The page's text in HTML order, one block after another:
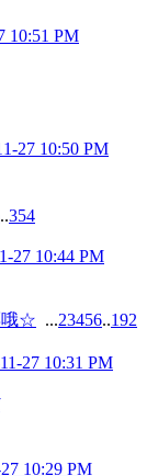
10:51 PM
27 10:50 PM
..354
27 10:44 PM
哦☆ ...23456..192
27 10:31 PM
10:29 PM